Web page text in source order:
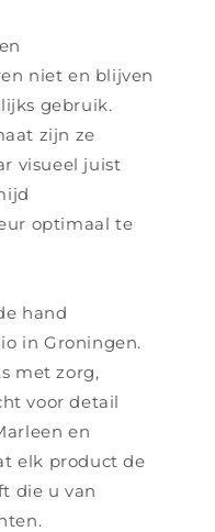
niet en blijven
gebruik.
zijn ze
visueel juist
optimaal te
hand
in Groningen.
met zorg,
voor detail
en
elk product de
die u van